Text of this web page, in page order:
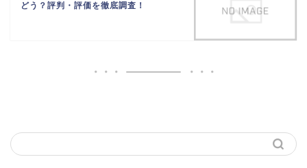
どう？評判・評価を徹底調査！